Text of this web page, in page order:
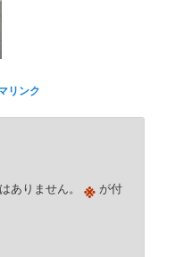
リンク
ありません。 ※ が付